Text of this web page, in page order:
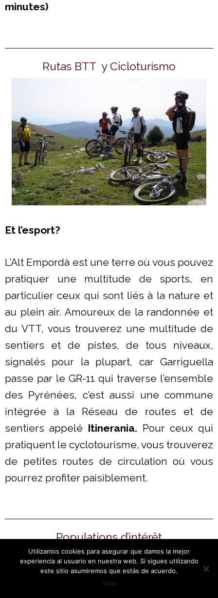
minutes)
Rutas BTT y Cicloturismo
Et l’esport?
L’Alt Empordà est une terre où vous pouvez
pratiquer une multitude de sports, en
particulier ceux qui sont liés à la nature et
au plein air. Amoureux de la randonnée et
du VTT, vous trouverez une multitude de
sentiers et de pistes, de tous niveaux,
signalés pour la plupart, car Garriguella
passe par le GR-11 qui traverse l’ensemble
des Pyrénées, c’est aussi une commune
intégrée à la Réseau de routes et de
sentiers appelé Itinerania. Pour ceux qui
pratiquent le cyclotourisme, vous trouverez
de petites routes de circulation où vous
pourrez profiter paisiblement.
Populations d’intérêt
Utilizamos cookies para asegurar que damos la mejor
experiencia al usuario en nuestra web. Si sigues utilizando
este sitio asumiremos que estás de acuerdo.
Vale